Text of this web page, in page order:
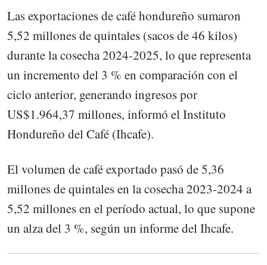
Las exportaciones de café hondureño sumaron
5,52 millones de quintales (sacos de 46 kilos)
durante la cosecha 2024-2025, lo que representa
un incremento del 3 % en comparación con el
ciclo anterior, generando ingresos por
US$1.964,37 millones, informó el Instituto
Hondureño del Café (Ihcafe).
El volumen de café exportado pasó de 5,36
millones de quintales en la cosecha 2023-2024 a
5,52 millones en el período actual, lo que supone
un alza del 3 %, según un informe del Ihcafe.